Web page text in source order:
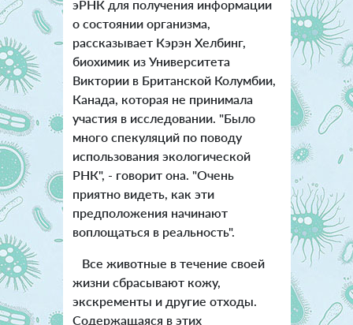
эРНК для получения информации
о состоянии организма,
рассказывает Кэрэн Хелбинг,
биохимик из Университета
Виктории в Британской Колумбии,
Канада, которая не принимала
участия в исследовании. "Было
много спекуляций по поводу
использования экологической
РНК", - говорит она. "Очень
приятно видеть, как эти
предположения начинают
воплощаться в реальность".
Все животные в течение своей
жизни сбрасывают кожу,
экскременты и другие отходы.
Содержащаяся в этих